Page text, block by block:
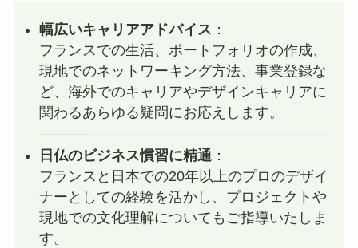
幅広いキャリアアドバイス ：
フランスでの生活、ポートフォリオの作成、
現地でのネットワーキング方法、事業登録な
ど、海外でのキャリアやデザインキャリアに
関わるあらゆる疑問にお応えします。
日仏のビジネス慣習に精通 ：
フランスと日本での20年以上のプロのデザイ
ナーとしての経験を活かし、プロジェクトや
現地での文化理解についてもご指導いたしま
す。